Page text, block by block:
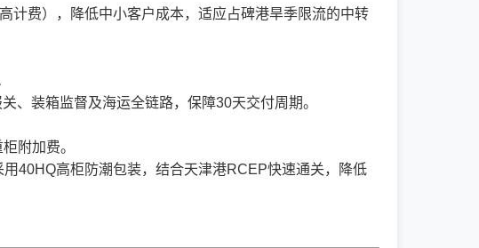
计费），降低中小客户成本，适应占碑港旱季限流的中转
、装箱监督及海运全链路，保障30天交付周期。
附加费。
40HQ高柜防潮包装，结合天津港RCEP快速通关，降低